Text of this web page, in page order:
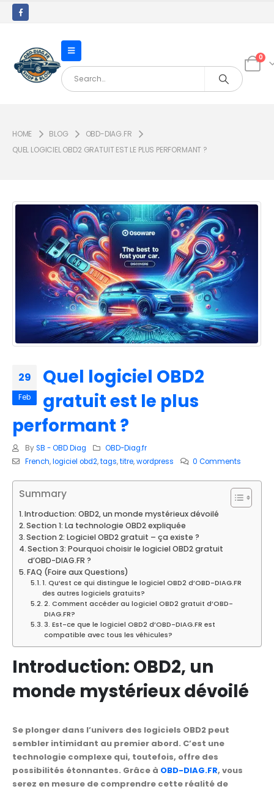
0
HOME BLOG
OBD-DIAG.FR
QUEL LOGICIEL OBD2 GRATUIT EST LE PLUS PERFORMANT ?
29
Feb
Quel logiciel OBD2
gratuit est le plus
performant ?
By SB - OBD Diag
OBD-Diag.fr
French,logiciel obd2,tags,titre,wordpress 0 Comments
Summary
Introduction: OBD2, un monde mystérieux dévoilé
Section 1: La technologie OBD2 expliquée
Section 2: Logiciel OBD2 gratuit – ça existe ?
Section 3: Pourquoi choisir le logiciel OBD2 gratuit
d’OBD-DIAG.FR ?
FAQ (Foire aux Questions)
1. Qu’est ce qui distingue le logiciel OBD2 d’OBD-DIAG.FR
des autres logiciels gratuits?
2. Comment accéder au logiciel OBD2 gratuit d’OBD-
DIAG.FR?
3. Est-ce que le logiciel OBD2 d’OBD-DIAG.FR est
compatible avec tous les véhicules?
Introduction: OBD2, un
monde mystérieux dévoilé
Se plonger dans l’univers des logiciels OBD2 peut
sembler intimidant au premier abord. C’est une
technologie complexe qui, toutefois, offre des
possibilités étonnantes. Grâce à OBD-DIAG.FR, vous
serez en mesure de comprendre cette réalité de